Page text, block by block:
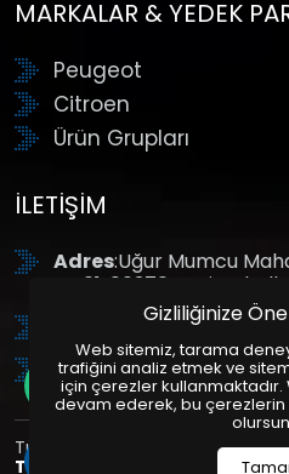
MARKALAR & YEDEK
Peugeot
Citroen
Ürün Grupları
İLETIŞIM
Adres:Uğur Mumcu
No:61, 06370
: +90 (312) 354 8888
GSM: +90 (532) 343
Tüm Hakları Saklıdır. | Bu site Us
Tasarım
Gizliliğinize
Web sitemiz, tarama
trafiğini analiz etmek ve
için çerezler
devam ederek, bu çerezlerin